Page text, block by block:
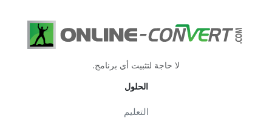
لا حاجة لتثبيت أي برنامج.
الحلول
التعليم